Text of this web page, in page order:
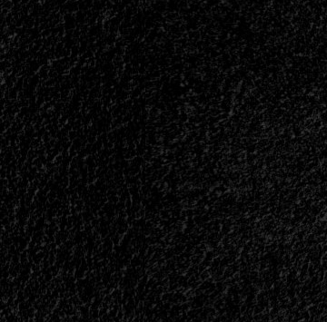
Y
Actual
Avantasia
Estrena
Nuevo
Tema<span>
</span>
</small>
<div>Herbie
Langhans
Lanza
“Little
Lights”</div>